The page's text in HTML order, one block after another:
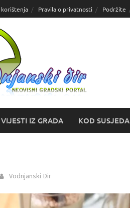
Pravila o privatnosti Podržite
VIJESTI IZ GRADA KOD SUSJEDA
Vodnjanski Đir